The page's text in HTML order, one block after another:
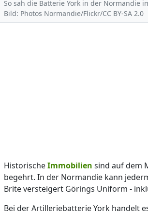
So sah die Batterie York in der Normandie
Bild: Photos Normandie/Flickr/CC BY-SA 2.0
HistorischeImmobilien sind auf dem
begehrt. In der Normandie kann
Brite versteigert Görings Uniform -
Bei der Artilleriebatterie York handelt